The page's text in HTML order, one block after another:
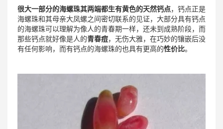
很大一部分的海螺珠其两端都生有黄色的天然钙点，钙点正是
海螺珠和其母亲大凤螺之间密切联系的见证，大部分具有钙点
的海螺珠可以理解为像人的青春期一样，还未到成熟阶段，而
那些钙点就好像是人的青春痘，无伤大雅，在巧妙的镶嵌后没
有任何影响，而有钙点的海螺珠的也具有更高的性价比。